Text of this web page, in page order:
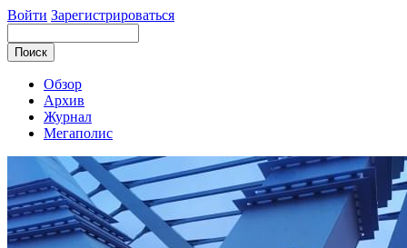
Войти Зарегистрироваться
Обзор
Архив
Журнал
Мегаполис